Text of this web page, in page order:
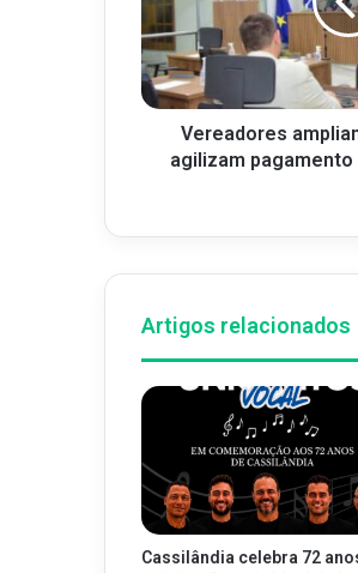
Vereadores
agilizam
Artigos relacionados
Cassilândia celebra 72